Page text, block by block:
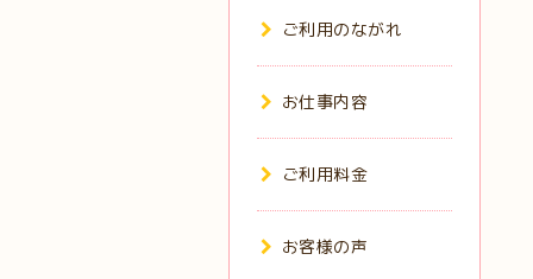
ご利用のながれ
お仕事内容
ご利用料金
お客様の声